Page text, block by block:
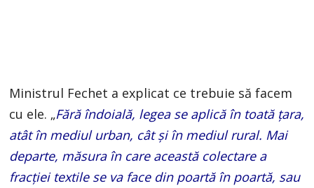
Ministrul Fechet a explicat ce trebuie să facem
cu ele. „Fără îndoială, legea se aplică în toată țara,
atât în mediul urban, cât și în mediul rural. Mai
departe, măsura în care această colectare a
fracției textile se va face din poartă în poartă, sau